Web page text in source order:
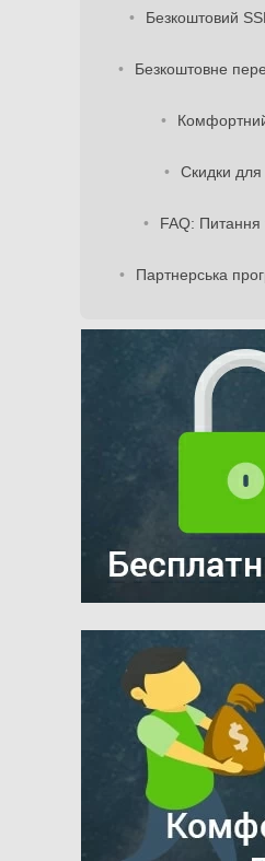
Безкоштовий
Безкоштовне
Скидки для
FAQ: Питання
Партнерська